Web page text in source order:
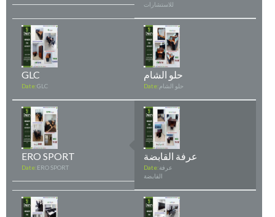
للاستشارات
GLC
Date:GLC
حلو الشام
Date: حلو الشام
ERO SPORT
Date:ERO SPORT
عرفة القابضة
Date:عرفة
القابضة